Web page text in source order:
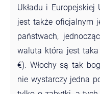
Układu i Europejskiej
jest także oficjalnym
państwach,
waluta która jest taka
€). Włochy są tak
nie wystarczy jedna